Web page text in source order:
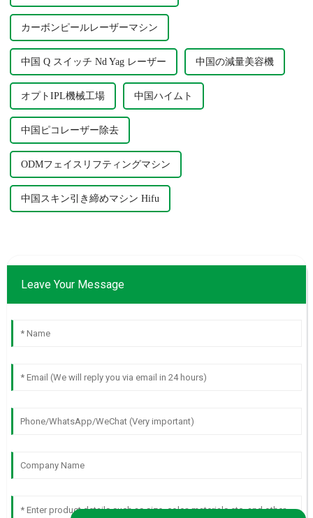
カーボンピールレーザーマシン
中国 Q スイッチ Nd Yag レーザー 中国の減量美容機
オプトIPL機械工場 中国ハイムト
中国ピコレーザー除去
ODMフェイスリフティングマシン
中国スキン引き締めマシン Hifu
Leave Your Message